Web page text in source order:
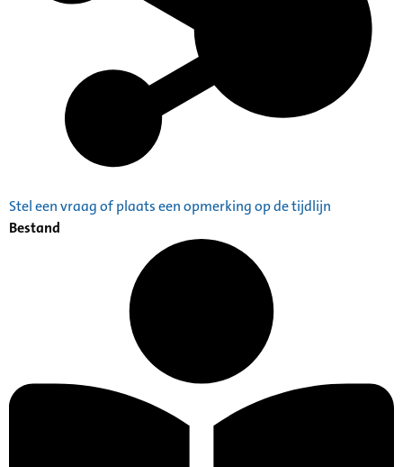
Stel een vraag of plaats een opmerking op de tijdlijn
Bestand